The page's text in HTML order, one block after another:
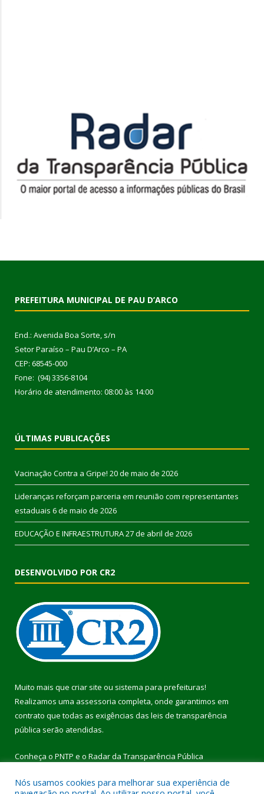
PREFEITURA MUNICIPAL DE PAU D’ARCO
End.: Avenida Boa Sorte, s/n
Setor Paraíso – Pau D’Arco – PA
CEP: 68545-000
Fone: (94) 3356-8104
Horário de atendimento: 08:00 às 14:00
ÚLTIMAS PUBLICAÇÕES
Vacinação Contra a Gripe! 20 de maio de 2026
Lideranças reforçam parceria em reunião com representantes
estaduais 6 de maio de 2026
EDUCAÇÃO E INFRAESTRUTURA27 de abril de 2026
DESENVOLVIDO POR CR2
Muito mais que criar site ou sistema para prefeituras!
Realizamos uma assessoria completa, onde garantimos em
contrato que todas as exigências das leis de transparência
pública serão atendidas.
Conheça o PNTP e o Radar da Transparência Pública
Nós usamos cookies para melhorar sua experiência de